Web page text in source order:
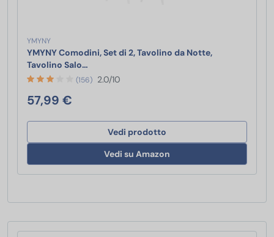
YMYNY
YMYNY Comodini, Set di 2, Tavolino da Notte,
Tavolino Salo…
(156) 2.0/10
57,99 €
Vedi prodotto
Vedi su Amazon